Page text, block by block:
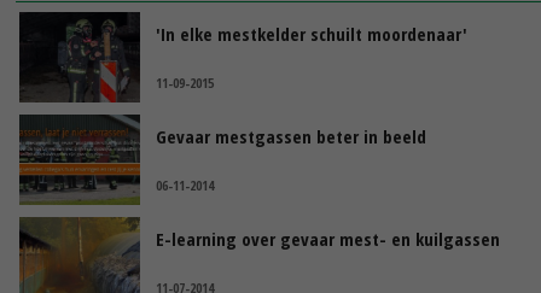
'In elke mestkelder schuilt moordenaar'
11-09-2015
Gevaar mestgassen beter in beeld
06-11-2014
E-learning over gevaar mest- en kuilgassen
11-07-2014